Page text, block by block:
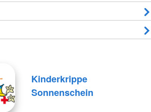
Kinderkrippe
Sonnenschein